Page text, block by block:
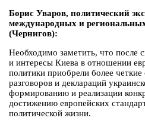
Борис Уваров, политический
международных и
(Чернигов):
Необходимо заметить, что после
и интересы Киева в отношении
политики приобрели более
разговоров и деклараций
формированию и реализации
достижению европейских
политической жизни.